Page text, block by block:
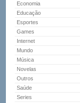
Economia
Educação
Esportes
Games
Internet
Mundo
Música
Novelas
Outros
Saúde
Series